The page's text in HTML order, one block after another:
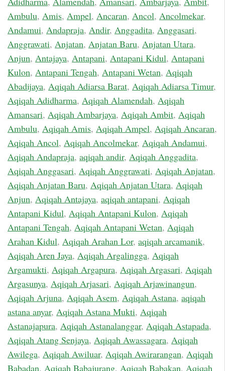
Ambulu, Amis, Ampel, Ancaran, Ancol, Ancolmekar,
Andamui, Andapraja, Andir, Anggadita, Anggasari,
Anggrawati, Anjatan, Anjatan Baru, Anjatan Utara,
Anjun, Antajaya, Antapani, Antapani Kidul, Antapani
Kulon, Antapani Tengah, Antapani Wetan, Aqiqah
Abadijaya, Aqiqah Adiarsa Barat, Aqiqah Adiarsa Timur,
Aqiqah Adidharma, Aqiqah Alamendah, Aqiqah
Amansari, Aqiqah Ambarjaya, Aqiqah Ambit, Aqiqah
Ambulu, Aqiqah Amis, Aqiqah Ampel, Aqiqah Ancaran,
Aqiqah Ancol, Aqiqah Ancolmekar, Aqiqah Andamui,
Aqiqah Andapraja, aqiqah andir, Aqiqah Anggadita,
Aqiqah Anggasari, Aqiqah Anggrawati, Aqiqah Anjatan,
Aqiqah Anjatan Baru, Aqiqah Anjatan Utara, Aqiqah
Anjun, Aqiqah Antajaya, aqiqah antapani, Aqiqah
Antapani Kidul, Aqiqah Antapani Kulon, Aqiqah
Antapani Tengah, Aqiqah Antapani Wetan, Aqiqah
Arahan Kidul, Aqiqah Arahan Lor, aqiqah arcamanik,
Aqiqah Aren Jaya, Aqiqah Argalingga, Aqiqah
Argamukti, Aqiqah Argapura, Aqiqah Argasari, Aqiqah
Argasunya, Aqiqah Arjasari, Aqiqah Arjawinangun,
Aqiqah Arjuna, Aqiqah Asem, Aqiqah Astana, aqiqah
astana anyar, Aqiqah Astana Mukti, Aqiqah
Astanajapura, Aqiqah Astanalanggar, Aqiqah Astapada,
Aqiqah Atang Senjaya, Aqiqah Awassagara, Aqiqah
Awilega, Aqiqah Awiluar, Aqiqah Awirarangan, Aqiqah
Babadan, Aqiqah Babajurang, Aqiqah Babakan, Aqiqah